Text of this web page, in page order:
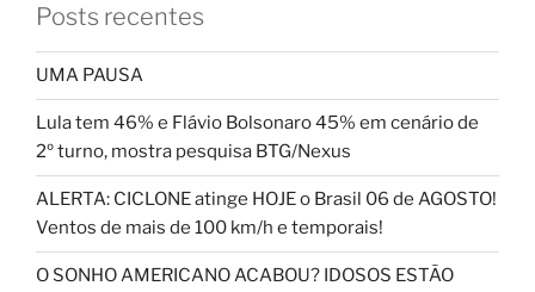
Posts recentes
UMA PAUSA
Lula tem 46% e Flávio Bolsonaro 45% em cenário de
2º turno, mostra pesquisa BTG/Nexus
ALERTA: CICLONE atinge HOJE o Brasil 06 de AGOSTO!
Ventos de mais de 100 km/h e temporais!
O SONHO AMERICANO ACABOU? IDOSOS ESTÃO